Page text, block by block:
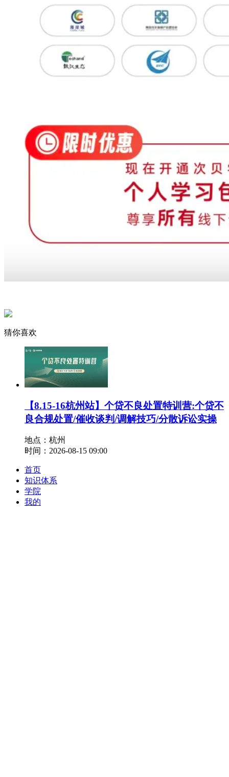
猜你喜欢
【8.15-16杭州站】个贷不良处置特训营:个贷不
良合规处置/催收谈判/调解技巧/分散诉讼实操
地点：杭州
时间：2026-08-15 09:00
首页
知识体系
学院
我的